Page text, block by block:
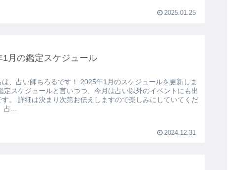
2025.01.25
1月の鑑定スケジュール
ちろるです！ 2025年1月のスケジュールを更新しま
楽しみにしていてくだ
さいね。 占...
2024.12.31